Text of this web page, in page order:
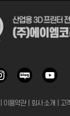
이용약관｜ 회사 소개 고